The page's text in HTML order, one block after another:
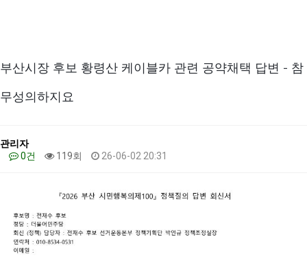
부산시장 후보 황령산 케이블카 관련 공약채택 답변 - 참
무성의하지요
관리자
0건
119회 26-06-02 20:31